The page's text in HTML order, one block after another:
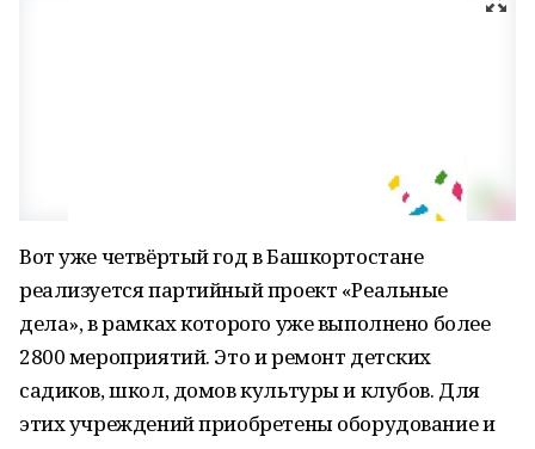
Вот уже четвёртый год в Башкортостане
реализуется партийный проект «Реальные
дела», в рамках которого уже выполнено более
2800 мероприятий. Это и ремонт детских
садиков, школ, домов культуры и клубов. Для
этих учреждений приобретены оборудование и